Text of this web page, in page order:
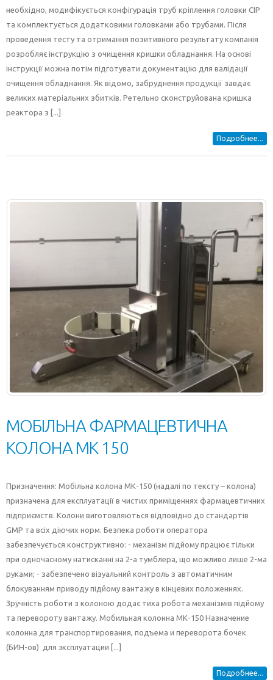
необхідно, модифікується конфігурація труб кріплення головки CIP
та комплектується додатковими головками або трубами. Після
проведення тесту та отримання позитивного результату компанія
розробляє інструкцію з очищення кришки обладнання. На основі
інструкції можна потім підготувати документацію для валідації
очищення обладнання. Як відомо, забруднення продукції завдає
великих матеріальних збитків. Ретельно сконструйована кришка
реактора з [...]
Подробнее...
МОБІЛЬНА ФАРМАЦЕВТИЧНА
КОЛОНА МК 150
Призначення: Мобільна колона МК-150 (надалі по тексту – колона)
призначена для експлуатації в чистих приміщеннях фармацевтичних
підприємств. Колони виготовляються відповідно до стандартів
GMP та всіх діючих норм. Безпека роботи оператора
забезпечується конструктивно: - механізм підйому працює тільки
при одночасному натисканні на 2-а тумблера, що можливо лише 2-ма
руками; - забезпечено візуальний контроль з автоматичним
блокуванням приводу підйому вантажу в кінцевих положеннях.
Зручність роботи з колоною додає тиха робота механізмів підйому
та перевороту вантажу. Мобильная колонна МК-150 Назначение
колонна для транспортирования, подъема и переворота бочек
(БИН-ов) для эксплуатации [...]
Подробнее...